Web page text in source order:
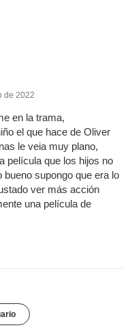
de 2022
en la trama,
el que hace de Oliver
le veia muy plano,
película que los hijos no
supongo que era lo
ver más acción
una película de